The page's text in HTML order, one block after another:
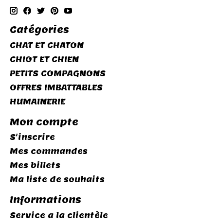
Catégories
CHAT ET CHATON
CHIOT ET CHIEN
PETITS COMPAGNONS
OFFRES IMBATTABLES
HUMAINERIE
Mon compte
S'inscrire
Mes commandes
Mes billets
Ma liste de souhaits
Informations
Service a la clientèle